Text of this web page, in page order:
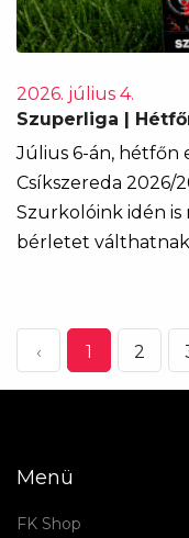
2026. július 4.
Szuperliga |
Július 6-án, hétfőn
Csíkszereda 2026/
Szurkolóink idén is
bérletet válthatnak
‹ 1 2
Menü
FK Shop